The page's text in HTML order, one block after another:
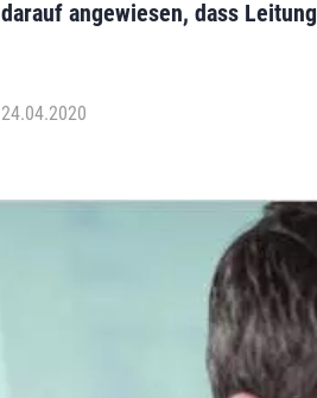
darauf angewiesen, dass
24.04.2020